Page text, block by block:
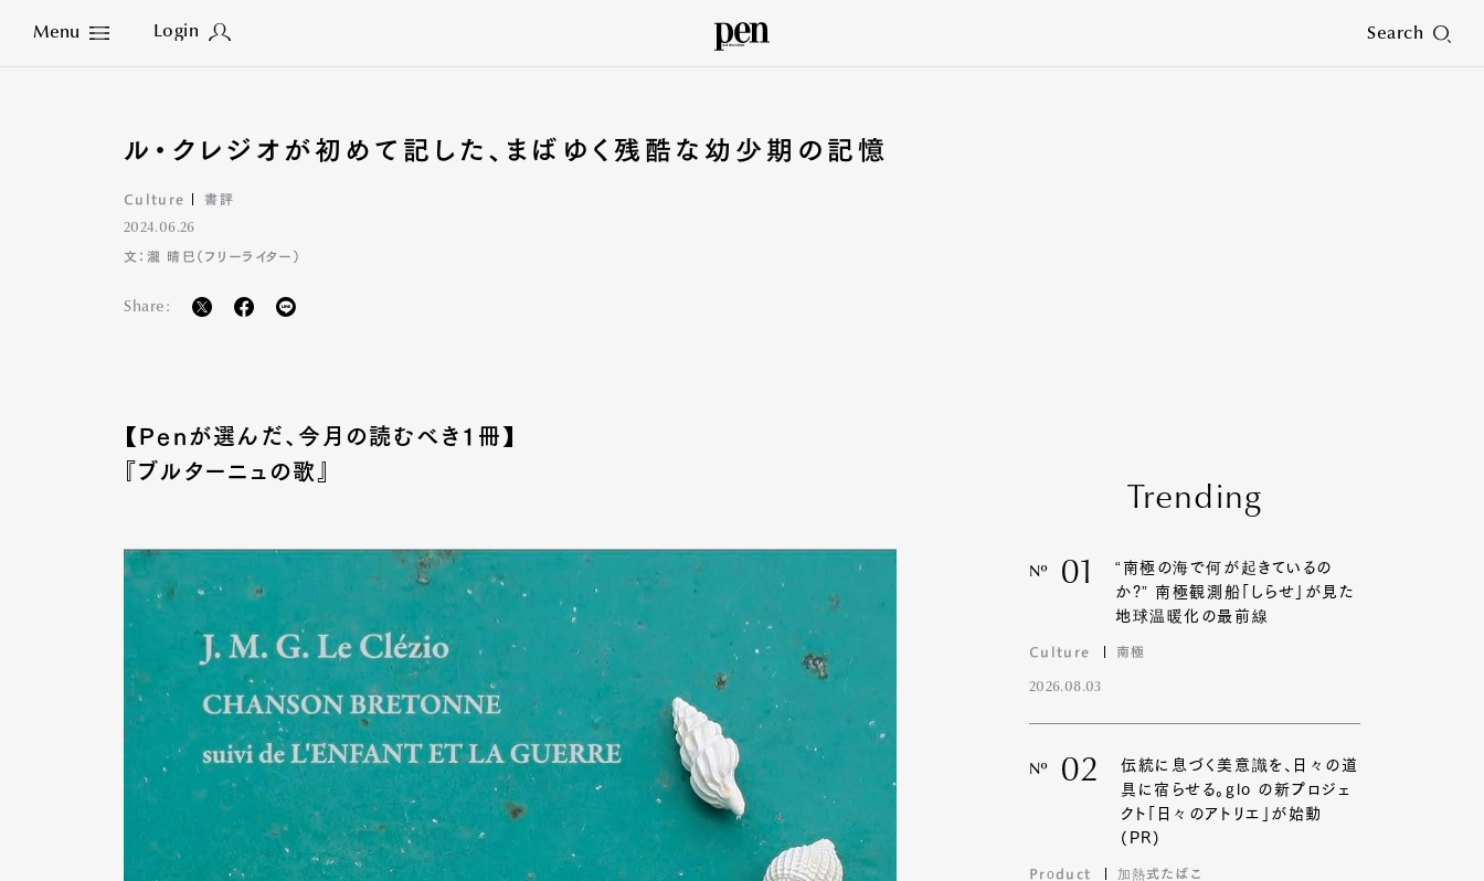
Menu Login Search
Close
ル・クレジオが初めて記した、まばゆく残酷な幼少期の記憶
Culture 書評
2024.06.26
文：瀧 晴巳（フリーライター）
Share:
【Penが選んだ、今月の読むべき1冊】
『ブルターニュの歌』
Trending
Nº 01
“南極の海で何が起きているの
か?” 南極観測船「しらせ」が見た
地球温暖化の最前線
Culture 南極
2026.08.03
Nº 02
伝統に息づく美意識を、日々の道
具に宿らせる。glo の新プロジェ
クト「日々のアトリエ」が始動
(PR)
Product 加熱式たばこ